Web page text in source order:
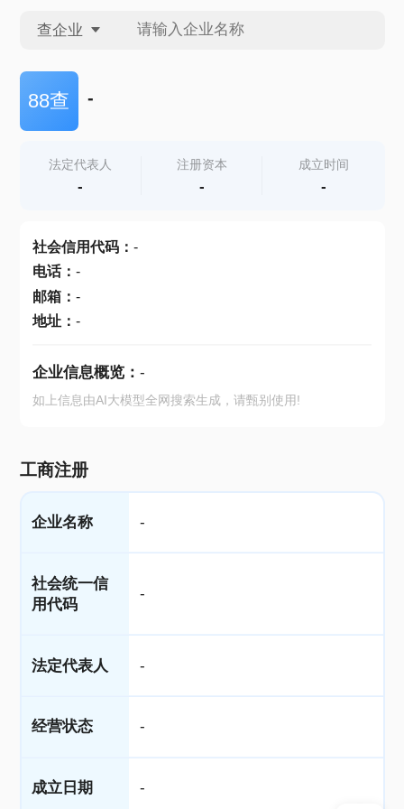
查企业
查企业
查产地
88查 -
法定代表人
-
注册资本
-
成立时间
-
社会信用代码： -
电话： -
邮箱： -
地址： -
企业信息概览： -
如上信息由AI大模型全网搜索生成，请甄别使用!
工商注册
企业名称 -
社会统一信
用代码
-
法定代表人 -
经营状态 -
成立日期 -